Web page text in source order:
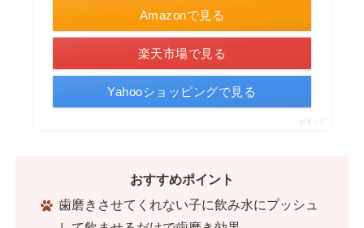
Amazonで見る
楽天市場で見る
Yahooショッピングで見る
ポチップ
おすすめポイント
歯磨きさせてくれない子に飲み水にプッシュ